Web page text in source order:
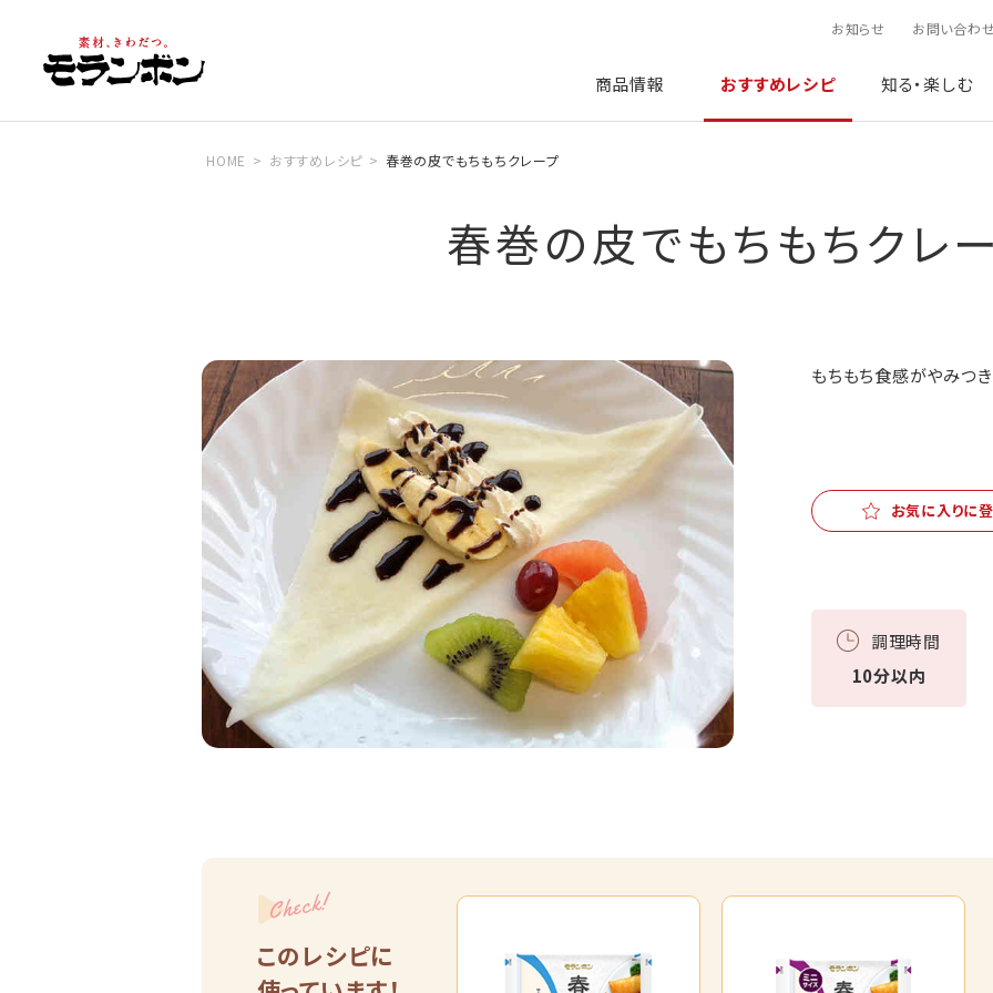
お知らせ お問い合わ
商品情報 おすすめレシピ 知る・楽しむ
HOME おすすめレシピ 春巻の皮でもちもちクレープ
春巻の皮でもちもちクレ
もちもち食感がやみつ
お気に入りに
調理時間
10分以内
Check!
このレシピに